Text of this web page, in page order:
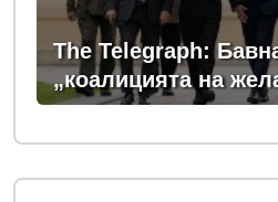
The Telegraph:
„коалицията на